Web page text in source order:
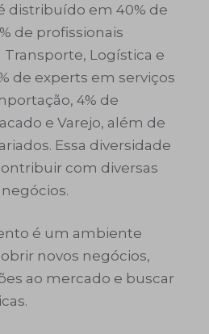
distribuído em 40% de
de profissionais
Logística e
de experts em serviços
4% de
e Varejo, além de
Essa diversidade
com diversas
é um ambiente
novos negócios,
ao mercado e buscar